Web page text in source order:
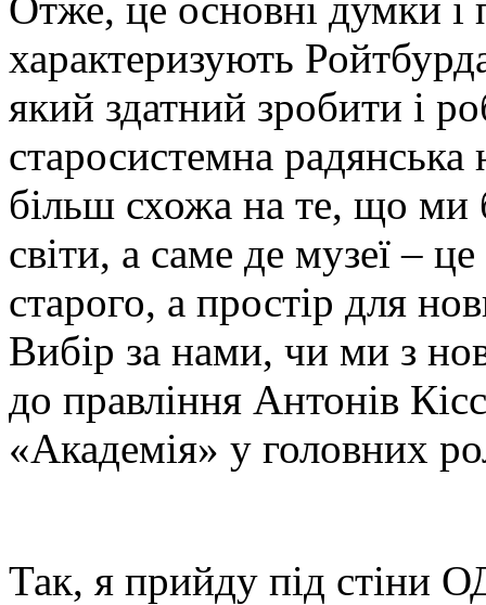
характеризують
який здатний зробити і
старосистемна
більш схожа на те, що ми
світи, а саме де музеї –
старого, а простір для
Вибір за нами, чи ми з
до правління Антонів
«Академія» у головних
Так, я прийду під стіни